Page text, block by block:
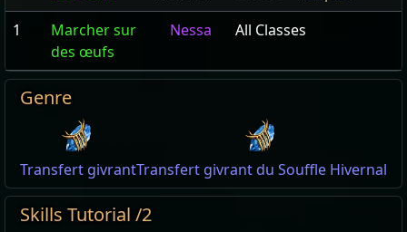
1
Marcher sur
des œufs
Nessa All Classes
Genre
Transfert givrantTransfert givrant du Souffle Hivernal
Skills Tutorial /2